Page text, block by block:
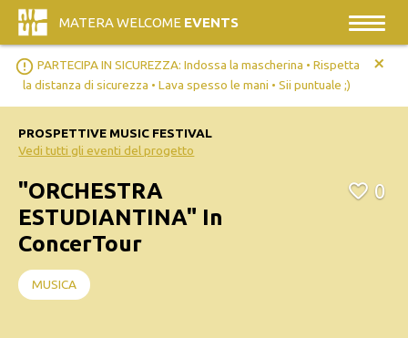
MATERA WELCOME EVENTS
error_outline PARTECIPA IN SICUREZZA: Indossa la mascherina • Rispetta
la distanza di sicurezza • Lava spesso le mani • Sii puntuale ;)
+
PROSPETTIVE MUSIC FESTIVAL
Vedi tutti gli eventi del progetto
"ORCHESTRA
ESTUDIANTINA" In
ConcerTour
0
MUSICA